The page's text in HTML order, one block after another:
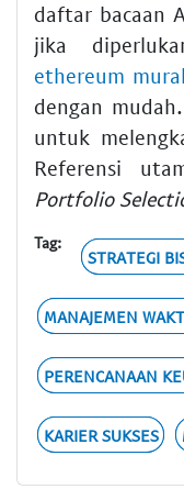
daftar bacaan
jika
ethereum
dengan
untuk
Referensi
Portfolio
Tag:
STRATEGI
MANAJEMEN
PERENCANAAN
KARIER SUKSES